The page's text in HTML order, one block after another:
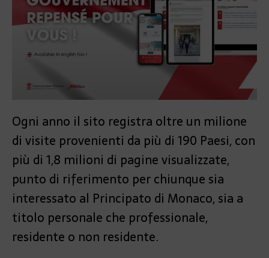
Ogni anno il sito registra oltre un milione
di visite provenienti da più di 190 Paesi, con
più di 1,8 milioni di pagine visualizzate,
punto di riferimento per chiunque sia
interessato al Principato di Monaco, sia a
titolo personale che professionale,
residente o non residente.